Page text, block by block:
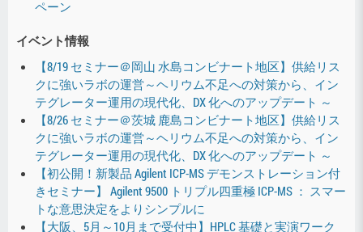
ペーン
イベント情報
【8/19 セミナー＠岡山 水島コンビナート地区】供給リス
クに強いラボの運営～ヘリウム不足への対策から、イン
テグレーター運用の現代化、DX 化へのアップデート ～
【8/26 セミナー＠茨城 鹿島コンビナート地区】供給リス
クに強いラボの運営～ヘリウム不足への対策から、イン
テグレーター運用の現代化、DX 化へのアップデート ～
【初公開！新製品 Agilent ICP-MS デモンストレーション付
きセミナー】 Agilent 9500 トリプル四重極 ICP-MS ： スマー
トな意思決定をよりシンプルに
【大阪、5月～10月まで受付中】HPLC 基礎と実演ワーク